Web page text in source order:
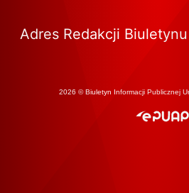
Adres Redakcji Biuletynu
2026 © Biuletyn Informacji Publicznej